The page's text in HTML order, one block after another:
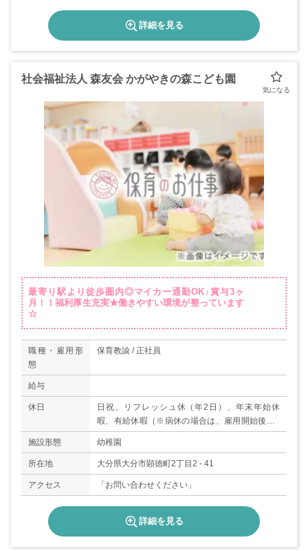
詳細を見る
社会福祉法人 森友会 かがやきの森こども園
最寄り駅より徒歩圏内◎マイカー通勤OK♪賞与3ヶ
月！！福利厚生充実★働きやすい環境が整っています
☆
職種・雇用形
態
保育教諭 / 正社員
給与
休日
日祝、リフレッシュ休（年2日）、年末年始休
暇、有給休暇（※病休の場合は、雇用開始後、6
ヶ月未満でも5日迄は有給休暇扱いとする）、育
児休業取得実績あり
施設形態 幼稚園
所在地 大分県大分市顕徳町2丁目2 - 41
アクセス 「お問い合わせください」
詳細を見る